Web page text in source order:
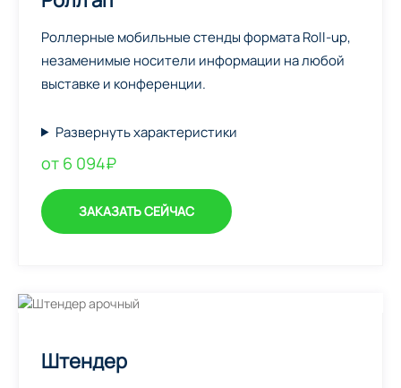
Роллерные мобильные стенды формата Roll-up,
незаменимые носители информации на любой
выставке и конференции.
Развернуть характеристики
от 6 094₽
ЗАКАЗАТЬ СЕЙЧАС
Штендер